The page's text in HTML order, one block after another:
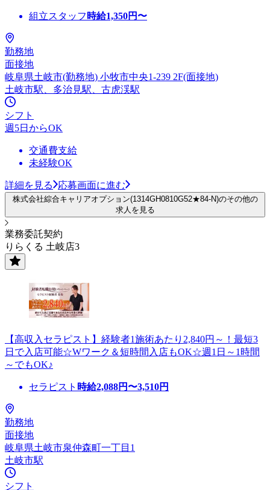
組立スタッフ 時給1,350円〜
勤務地
面接地
岐阜県土岐市(勤務地) 小牧市中央1-239 2F(面接地)
土岐市駅、多治見駅、古虎渓駅
シフト
週5日からOK
交通費支給
未経験OK
詳細を見る 応募画面に進む
株式会社綜合キャリアオプション(1314GH0810G52★84-N)のその他の
求人を見る
業務委託契約
りらくる 土岐店3
【高収入セラピスト】経験者1施術あたり2,840円～！最短3
日で入店可能☆Wワーク＆短時間入店もOK☆週1日～1時間
～でもOK♪
セラピスト 時給2,088円〜3,510円
勤務地
面接地
岐阜県土岐市泉仲森町一丁目1
土岐市駅
シフト